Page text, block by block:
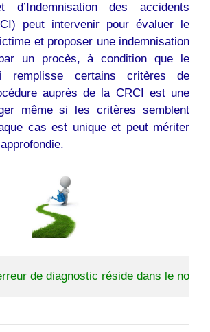
d’Indemnisation des accidents
peut intervenir pour évaluer le
et proposer une indemnisation
un procès, à condition que le
remplisse certains critères de
auprès de la CRCI est une
même si les critères semblent
cas est unique et peut mériter
de diagnostic réside dans le non